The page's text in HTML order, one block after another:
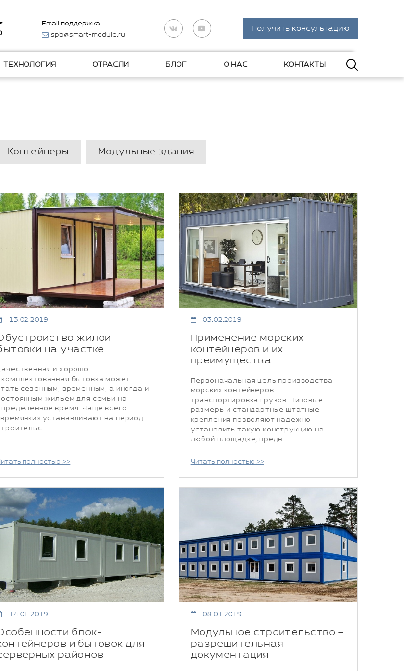
Email поддержка:
spb@smart-module.ru
Получить консультацию
ТЕХНОЛОГИЯ ОТРАСЛИ БЛОГ О НАС КОНТАКТЫ
Контейнеры Модульные здания
13.02.2019
жилой
на участке
и хорошо
бытовка может
сезонным, временным, а иногда и
жильем для семьи на
время. Чаще всего
устанавливают на период
полностью >>
03.02.2019
Применение морских
контейнеров и их
преимущества
Первоначальная цель производства
морских контейнеров –
транспортировка грузов. Типовые
размеры и стандартные штатные
крепления позволяют надежно
установить такую конструкцию на
любой площадке, предн...
Читать полностью >>
14.01.2019
блок-
и бытовок для
районов
08.01.2019
Модульное строительство –
разрешительная
документация